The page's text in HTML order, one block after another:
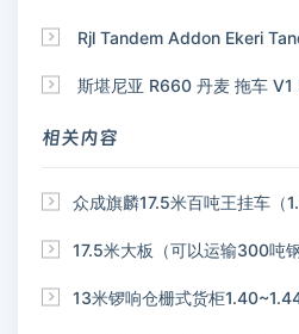
 Rjl Tandem Addon Ekeri
 斯堪尼亚 R660 丹麦 拖车
相关内容
 众成旗麟17.5米百吨王挂车（
 17.5米大板（可以运输300吨
 13米锣响仓栅式货柜